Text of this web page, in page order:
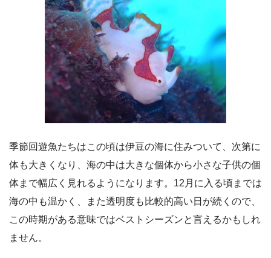
季節回遊魚たちはこの頃は伊豆の海に住みついて、次第に
体も大きくなり、海の中は大きな個体から小さな子供の個
体まで幅広く見れるようになります。12月に入る頃までは
海の中も温かく、また透明度も比較的高い日が続くので、
この時期がある意味ではベストシーズンと言えるかもしれ
ません。